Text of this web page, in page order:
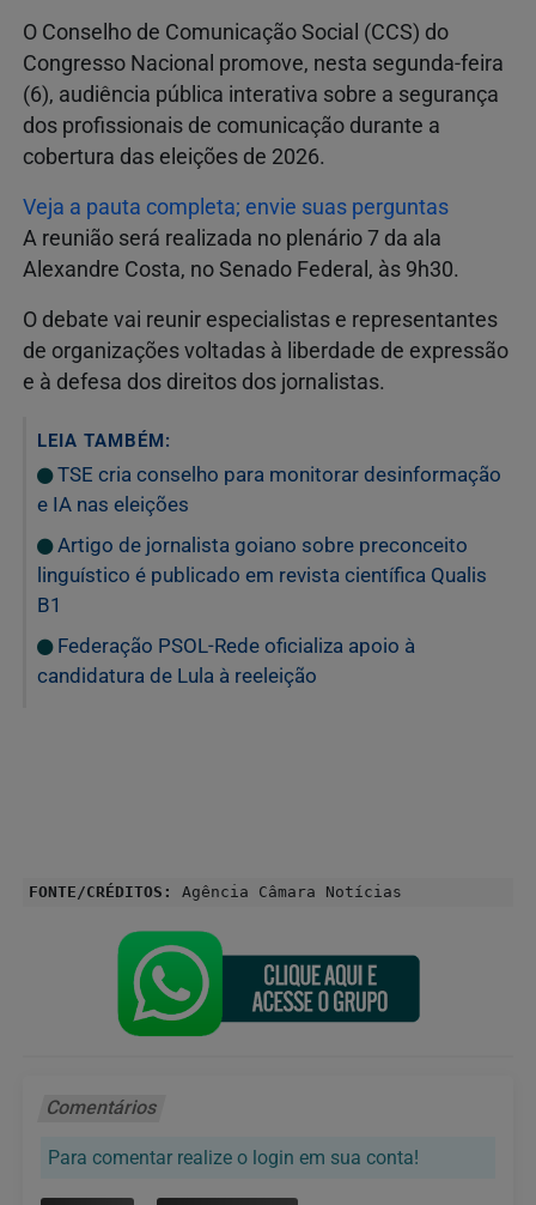
O Conselho de Comunicação Social (CCS) do
Congresso Nacional promove, nesta segunda-feira
(6), audiência pública interativa sobre a segurança
dos profissionais de comunicação durante a
cobertura das eleições de 2026.
Veja a pauta completa; envie suas perguntas
A reunião será realizada no plenário 7 da ala
Alexandre Costa, no Senado Federal, às 9h30.
O debate vai reunir especialistas e representantes
de organizações voltadas à liberdade de expressão
e à defesa dos direitos dos jornalistas.
LEIA TAMBÉM:
TSE cria conselho para monitorar desinformação
e IA nas eleições
Artigo de jornalista goiano sobre preconceito
linguístico é publicado em revista científica Qualis
B1
Federação PSOL-Rede oficializa apoio à
candidatura de Lula à reeleição
FONTE/CRÉDITOS: Agência Câmara Notícias
Comentários
Para comentar realize o login em sua conta!